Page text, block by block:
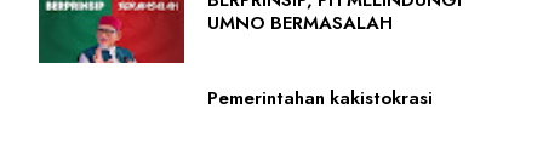
UMNO BERMASALAH
Pemerintahan kakistokrasi